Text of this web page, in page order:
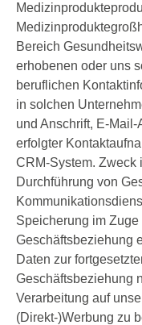
Bereich
erhobenen oder uns
beruflichen
in solchen
und Anschrift, E-
erfolgter
CRM-System. Zweck
Durchführung von
Speicherung im
Geschäftsbeziehung
Daten zur
Geschäftsbeziehung
Verarbeitung auf
(Direkt-)Werbung zu